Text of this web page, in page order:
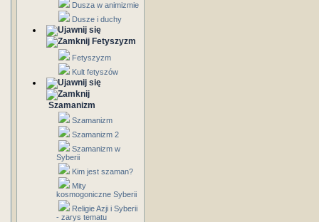
Dusza w animizmie
Dusze i duchy
Fetyszyzm
Fetyszyzm
Kult fetyszów
Szamanizm
Szamanizm
Szamanizm 2
Szamanizm w
Syberii
Kim jest szaman?
Mity
kosmogoniczne Syberii
Religie Azji i Syberii
- zarys tematu